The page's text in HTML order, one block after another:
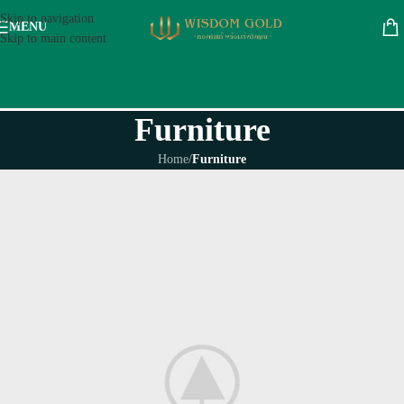
Skip to navigation
Skip to main content
MENU
Furniture
Home/Furniture